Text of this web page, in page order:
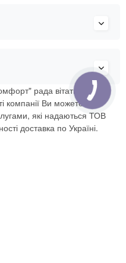
рада вітати Вас в
компанії Ви можете
які надаються ТОВ
доставка по Україні.